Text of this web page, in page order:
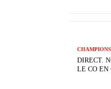
DIRECT.
LE CO EN